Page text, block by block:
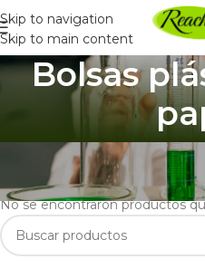
Skip to navigation
Skip to main content
Bolsas
Envases/Bolsas Bolsas
No se encontraron productos